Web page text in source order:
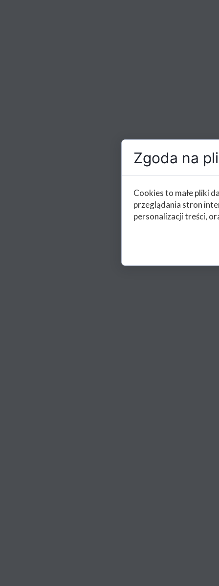
Zgoda na
Cookies to małe pliki
przeglądania stron
personalizacji treści,